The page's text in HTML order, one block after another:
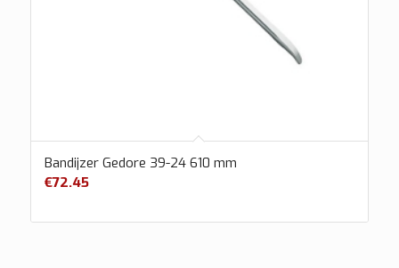
Bandijzer Gedore 39-24 610 mm
€72.45